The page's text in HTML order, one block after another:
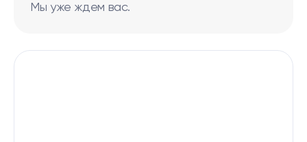
Мы уже ждем вас.